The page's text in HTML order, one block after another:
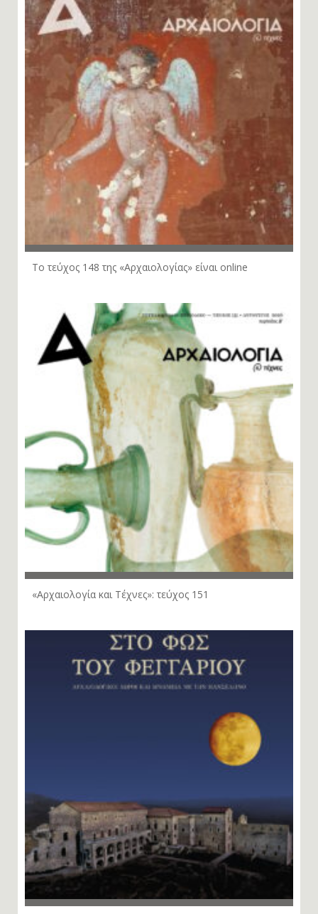
Το τεύχος 148 της «Αρχαιολογίας» είναι online
«Αρχαιολογία και Τέχνες»: τεύχος 151